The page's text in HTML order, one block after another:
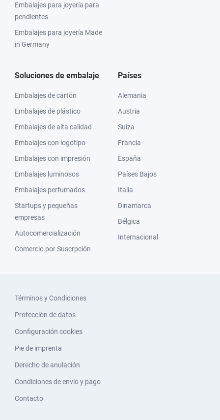
Embalajes para joyería para
pendientes
Embalajes para joyería Made
in Germany
Soluciones de embalaje
Embalajes de cartón
Embalajes de plástico
Embalajes de alta calidad
Embalajes con logotipo
Embalajes con impresión
Embalajes luminosos
Embalajes perfumados
Startups y pequeñas
empresas
Autocomercialización
Comercio por Suscrpción
Países
Alemania
Austria
Suiza
Francia
España
Países Bajos
Italia
Dinamarca
Bélgica
Internacional
Términos y Condiciones
Protección de datos
Configuración cookies
Pie de imprenta
Derecho de anulación
Condiciones de envío y pago
Contacto